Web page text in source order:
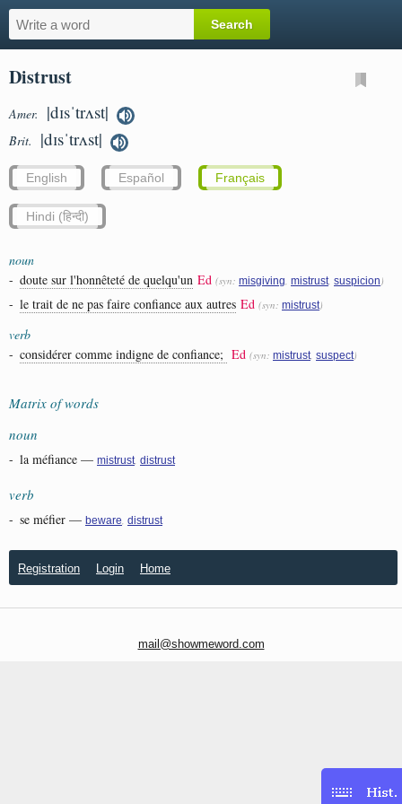
Distrust
Amer. |dɪsˈtrʌst|
Brit. |dɪsˈtrʌst|
English Español Français
Hindi (हिन्दी)
noun
- doute sur l'honnêteté de quelqu'un Ed (syn: misgiving mistrust suspicion )
- le trait de ne pas faire confiance aux autres Ed (syn: mistrust)
verb
- considérer comme indigne de confiance; Ed (syn: mistrust suspect)
Matrix of words
noun
- la méfiance — mistrust distrust
verb
- se méfier — beware distrust
Registration Login Home
mail@showmeword.com